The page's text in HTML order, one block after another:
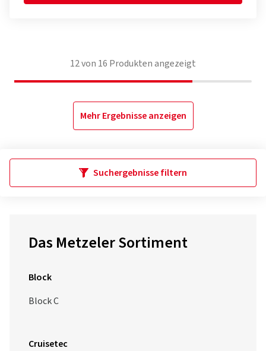
12von 16 Produkten angezeigt
Mehr Ergebnisse anzeigen
Suchergebnisse filtern
Das Metzeler Sortiment
Block
Block C
Cruisetec